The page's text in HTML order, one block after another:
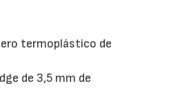
termoplástico de
de 3,5 mm de